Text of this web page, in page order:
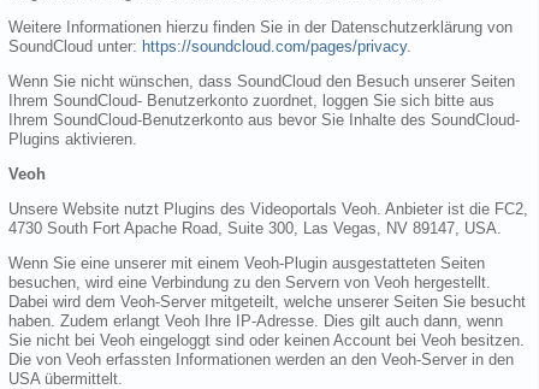
Weitere Informationen hierzu finden Sie in der Datenschutzerklärung von
SoundCloud unter: https://soundcloud.com/pages/privacy.
Wenn Sie nicht wünschen, dass SoundCloud den Besuch unserer Seiten
Ihrem SoundCloud- Benutzerkonto zuordnet, loggen Sie sich bitte aus
Ihrem SoundCloud-Benutzerkonto aus bevor Sie Inhalte des SoundCloud-
Plugins aktivieren.
Veoh
Unsere Website nutzt Plugins des Videoportals Veoh. Anbieter ist die FC2,
4730 South Fort Apache Road, Suite 300, Las Vegas, NV 89147, USA.
Wenn Sie eine unserer mit einem Veoh-Plugin ausgestatteten Seiten
besuchen, wird eine Verbindung zu den Servern von Veoh hergestellt.
Dabei wird dem Veoh-Server mitgeteilt, welche unserer Seiten Sie besucht
haben. Zudem erlangt Veoh Ihre IP-Adresse. Dies gilt auch dann, wenn
Sie nicht bei Veoh eingeloggt sind oder keinen Account bei Veoh besitzen.
Die von Veoh erfassten Informationen werden an den Veoh-Server in den
USA übermittelt.